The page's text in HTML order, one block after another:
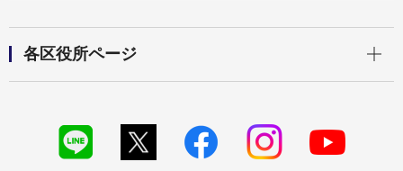
各区役所ページ